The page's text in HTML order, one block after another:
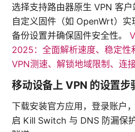
选择支持路由器原生 VPN 客
自定义固件（如 OpenWrt）实
备份设置并确保固件安全性。
2025：全面解析速度、稳定性
VPN测速、解锁地域限制、连
移动设备上 VPN 的设置步
下载安装官方应用，登录账户
启 Kill Switch 与 DNS 防漏保